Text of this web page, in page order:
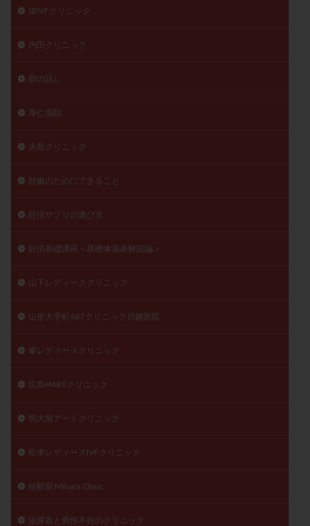
俵IVFクリニック
内田クリニック
卵の話し
厚仁病院
大島クリニック
妊娠のためにできること
妊活サプリの選び方
妊活基礎講座＜基礎体温表解説編＞
山下レディースクリニック
山形大手町ARTクリニック川越医院
峯レディースクリニック
広島HARTクリニック
明大前アートクリニック
松本レディースIVFクリニック
桂駅前 Mihara Clinic
泌尿器と男性不妊のクリニック